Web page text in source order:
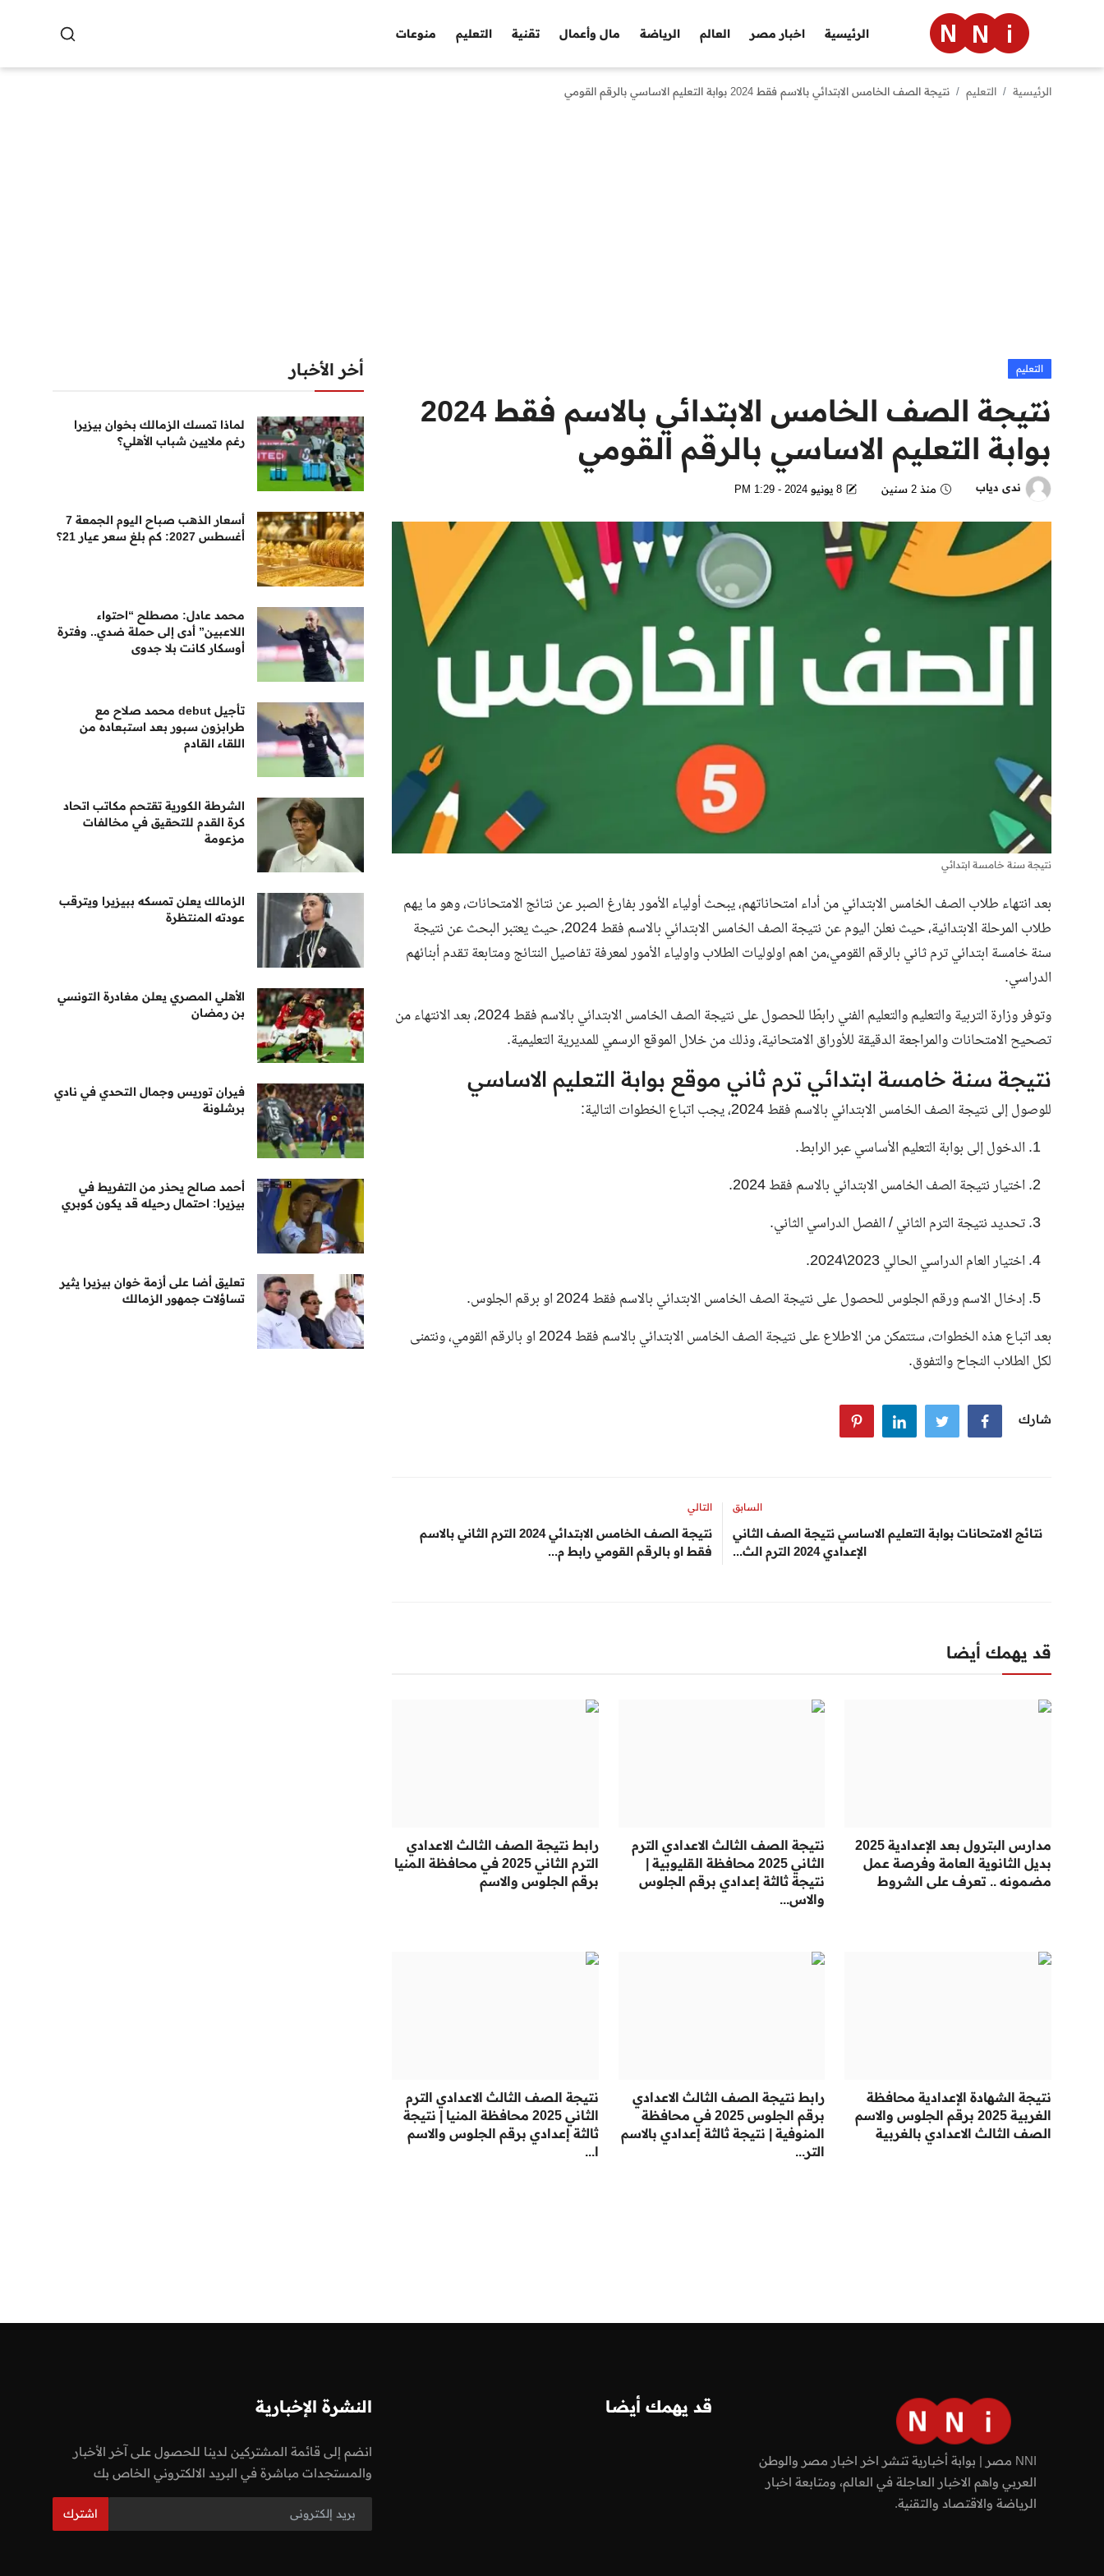
الرئيسية اخبار مصر العالم الرياضة مال وأعمال تقنية التعليم منوعات
منوعات
الرئيسية التعليم نتيجة الصف الخامس الابتدائي بالاسم فقط 2024 بوابة التعليم الاساسي بالرقم القومي
التعليم
نتيجة الصف الخامس الابتدائي بالاسم فقط 2024
بوابة التعليم الاساسي بالرقم القومي
ندى دياب منذ 2 سنين 8 يونيو 2024 - 1:29 PM
نتيجة سنة خامسة ابتدائي
بعد انتهاء طلاب الصف الخامس الابتدائي من أداء امتحاناتهم، يبحث أولياء الأمور بفارغ الصبر عن نتائج الامتحانات، وهو ما يهم
طلاب المرحلة الابتدائية، حيث نعلن اليوم عن نتيجة الصف الخامس الابتدائي بالاسم فقط 2024، حيث يعتبر البحث عن نتيجة
سنة خامسة ابتدائي ترم ثاني بالرقم القومي،من اهم اولوليات الطلاب واولياء الأمور لمعرفة تفاصيل النتائج ومتابعة تقدم أبنائهم
الدراسي.
وتوفر وزارة التربية والتعليم والتعليم الفني رابطًا للحصول على نتيجة الصف الخامس الابتدائي بالاسم فقط 2024، بعد الانتهاء من
تصحيح الامتحانات والمراجعة الدقيقة للأوراق الامتحانية، وذلك من خلال الموقع الرسمي للمديرية التعليمية.
نتيجة سنة خامسة ابتدائي ترم ثاني موقع بوابة التعليم الاساسي
للوصول إلى نتيجة الصف الخامس الابتدائي بالاسم فقط 2024، يجب اتباع الخطوات التالية:
الدخول إلى بوابة التعليم الأساسي عبرالرابط.
اختيار نتيجة الصف الخامس الابتدائي بالاسم فقط 2024.
تحديد نتيجة الترم الثاني / الفصل الدراسي الثاني.
اختيار العام الدراسي الحالي 2023\2024.
إدخال الاسم ورقم الجلوس للحصول على نتيجة الصف الخامس الابتدائي بالاسم فقط 2024 او برقم الجلوس.
بعد اتباع هذه الخطوات، ستتمكن من الاطلاع على نتيجة الصف الخامس الابتدائي بالاسم فقط 2024
او بالرقم القومي، ونتمنى
لكل الطلاب النجاح والتفوق.
شارك
السابق
نتائج الامتحانات بوابة التعليم الاساسي نتيجة الصف الثاني
الإعدادي 2024 الترم الث...
التالي
نتيجة الصف الخامس الابتدائي 2024 الترم الثاني بالاسم
فقط او بالرقم القومي رابط م...
قد يهمك أيضا
مدارس البترول بعد الإعدادية 2025
بديل الثانوية العامة وفرصة عمل
مضمونه .. تعرف على الشروط
نتيجة الصف الثالث الاعدادي الترم
الثاني 2025 محافظة القليوبية |
نتيجة ثالثة إعدادي برقم الجلوس
والاس...
رابط نتيجة الصف الثالث الاعدادي
الترم الثاني 2025 في محافظة المنيا
برقم الجلوس والاسم
نتيجة الشهادة الإعدادية محافظة
الغربية 2025 برقم الجلوس والاسم
الصف الثالث الاعدادي بالغربية
رابط نتيجة الصف الثالث الاعدادي
برقم الجلوس 2025 في محافظة
المنوفية | نتيجة ثالثة إعدادي بالاسم
التر...
نتيجة الصف الثالث الاعدادي الترم
الثاني 2025 محافظة المنيا | نتيجة
ثالثة إعدادي برقم الجلوس والاسم
ا...
أخر الأخبار
لماذا تمسك الزمالك بخوان بيزيرا
رغم ملايين شباب الأهلي؟
أسعار الذهب صباح اليوم الجمعة 7
أغسطس 2027: كم بلغ سعر عيار 21؟
محمد عادل: مصطلح “احتواء
اللاعبين” أدى إلى حملة ضدي.. وفترة
أوسكار كانت بلا جدوى
تأجيل debut محمد صلاح مع
طرابزون سبور بعد استبعاده من
اللقاء القادم
الشرطة الكورية تقتحم مكاتب اتحاد
كرة القدم للتحقيق في مخالفات
مزعومة
الزمالك يعلن تمسكه ببيزيرا ويترقب
عودته المنتظرة
الأهلي المصري يعلن مغادرة التونسي
بن رمضان
فيران توريس وجمال التحدي في نادي
برشلونة
أحمد صالح يحذر من التفريط في
بيزيرا: احتمال رحيله قد يكون كوبري
تعليق أضا على أزمة خوان بيزيرا يثير
تساؤلات جمهور الزمالك
NNI مصر | بوابة أخبارية تنشر اخر اخبار مصر والوطن
العربي واهم الاخبار العاجلة في العالم، ومتابعة اخبار
الرياضة والاقتصاد والتقنية.
قد يهمك أيضا النشرة الإخبارية
انضم إلى قائمة المشتركين لدينا للحصول على آخر الأخبار
والمستجدات مباشرة في البريد الالكتروني الخاص بك
اشترك